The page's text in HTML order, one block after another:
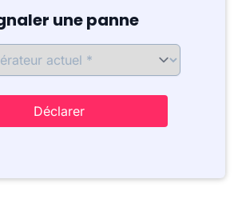
une panne
Déclarer